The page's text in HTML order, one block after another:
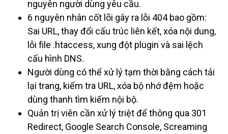
6 nguyên nhân cốt lõi gây ra lỗi 404 bao gồm:
Sai URL, thay đổi cấu trúc liên kết, xóa nội dung,
lỗi file .htaccess, xung đột plugin và sai lệch
cấu hình DNS.
Người dùng có thể xử lý tạm thời bằng cách tải
lại trang, kiểm tra URL, xóa bộ nhớ đệm hoặc
dùng thanh tìm kiếm nội bộ.
Quản trị viên cần xử lý triệt để thông qua 301
Redirect, Google Search Console, Screaming
Frog và khôi phục dữ liệu từ bản sao lưu.